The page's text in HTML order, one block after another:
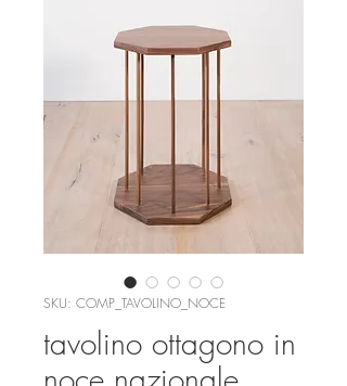
SKU: COMP_TAVOLINO_NOCE
tavolino ottagono in